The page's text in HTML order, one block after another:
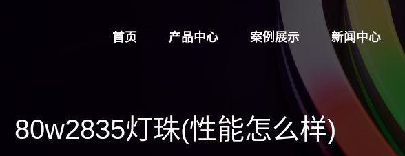
首页 产品中心 案例展示 新闻中心
80w2835灯珠(性能怎么样)